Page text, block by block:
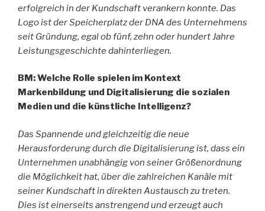
erfolgreich in der Kundschaft verankern konnte. Das
Logo ist der Speicherplatz der DNA des Unternehmens
seit Gründung, egal ob fünf, zehn oder hundert Jahre
Leistungsgeschichte dahinterliegen.
BM: Welche Rolle spielen im Kontext
Markenbildung und Digitalisierung die sozialen
Medien und die künstliche Intelligenz?
Das Spannende und gleichzeitig die neue
Herausforderung durch die Digitalisierung ist, dass ein
Unternehmen unabhängig von seiner Größenordnung
die Möglichkeit hat, über die zahlreichen Kanäle mit
seiner Kundschaft in direkten Austausch zu treten.
Dies ist einerseits anstrengend und erzeugt auch